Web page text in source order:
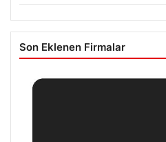
Son Eklenen Firmalar